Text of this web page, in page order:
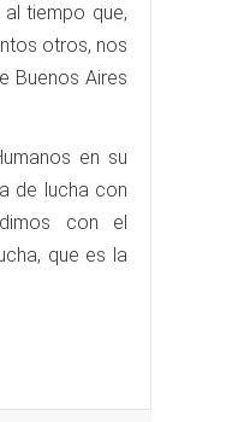
tiempo que,
otros, nos
Buenos Aires
en su
de lucha con
con el
que es la